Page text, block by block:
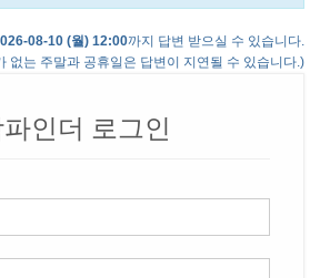
08-10 (월) 12:00까지 답변 받으실 수 있습니다.
없는 주말과 공휴일은 답변이 지연될 수 있습니다.)
인더 로그인